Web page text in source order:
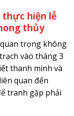
thực hiện lễ
thủy
trọng không
vào tháng 3
thanh minh và
quan đến
tranh gặp phải